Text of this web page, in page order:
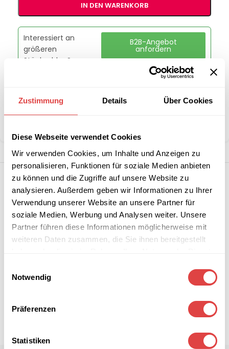
Zustimmung Details Über Cookies
Diese Webseite verwendet Cookies
Wir verwenden Cookies, um Inhalte und Anzeigen zu
personalisieren, Funktionen für soziale Medien anbieten
zu können und die Zugriffe auf unsere Website zu
analysieren. Außerdem geben wir Informationen zu Ihrer
Verwendung unserer Website an unsere Partner für
soziale Medien, Werbung und Analysen weiter. Unsere
Partner führen diese Informationen möglicherweise mit
weiteren Daten zusammen, die Sie ihnen bereitgestellt
Notwendig
Präferenzen
Statistiken
IN DEN WARENKORB
Interessiert an
größeren
Stückzahlen?
B2B-Angebot
anfordern
Artikelnummer: